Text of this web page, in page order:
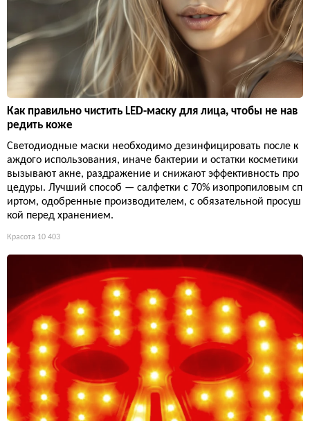
Как правильно чистить LED-маску для лица, чтобы не нав
редить коже
Светодиодные маски необходимо дезинфицировать после к
аждого использования, иначе бактерии и остатки косметики
вызывают акне, раздражение и снижают эффективность про
цедуры. Лучший способ — салфетки с 70% изопропиловым сп
иртом, одобренные производителем, с обязательной просуш
кой перед хранением.
Красота 10 403